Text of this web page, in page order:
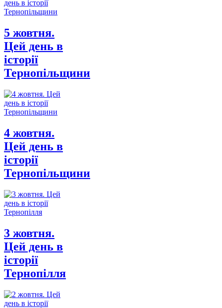
5 жовтня.
Цей день в
історії
Тернопільщини
4 жовтня.
Цей день в
історії
Тернопільщини
3 жовтня.
Цей день в
історії
Тернопілля